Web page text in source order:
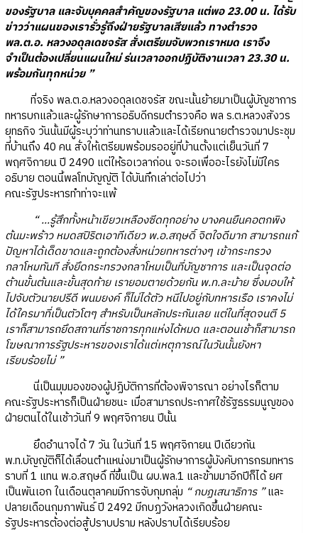
ของรัฐบาล และจับบุคคลสำคัญของรัฐบาล แต่พอ 23.00 น. ได้รับ
ข่าวว่าแผนของเรารั่วรู้ถึงฝ่ายรัฐบาลเสียแล้ว ทางตำรวจ
พล.ต.อ. หลวงอดุลเดชจรัส สั่งเตรียมจับพวกเราหมด เราจึง
จำเป็นต้องเปลี่ยนแผนใหม่ ร่นเวลาออกปฏิบัติงานเวลา 23.30 น.
พร้อมกันทุกหน่วย ”
ที่จริง พล.ต.อ.หลวงอดุลเดชจรัส ขณะนั้นย้ายมาเป็นผู้บัญชาการ
ทหารบกแล้วและผู้รักษาการอธิบดีกรมตำรวจคือ พล ร.ต.หลวงสังวร
ยุทธกิจ วันนั้นมีผู้ระบุว่าท่านทราบแล้วและได้เรียกนายตำรวจมาประชุม
ที่บ้านถึง 40 คน สั่งให้เตรียมพร้อมรออยู่ที่บ้านตั้งแต่เย็นวันที่ 7
พฤศจิกายน ปี 2490 แต่ให้รอเวลาก่อน จะรอเพื่ออะไรยังไม่มีใคร
อธิบาย ตอนนี้พลโทบัญญัติ ได้บันทึกเล่าต่อไปว่า
คณะรัฐประหารทำท่าจะแพ้
“ ...รู้สึกทั้งหน้าเขียวเหลืองซีดทุกอย่าง บางคนยืนคอตกพิง
ต้นมะพร้าว หมดสปิริตเอาทีเดียว พ.อ.สฤษดิ์ จิตใจดีมาก สามารถแก้
ปัญหาได้เด็ดขาดและถูกต้องสั่งหน่วยทหารต่างๆ เข้ากระทรวง
กลาโหมทันที สั่งยึดกระทรวงกลาโหมเป็นที่บัญชาการ และเป็นจุดต่อ
ต้านขั้นต้นและขั้นสุดท้าย เรายอมตายด้วยกัน พ.ท.ละม้าย ซึ่งมอบให้
ไปจับตัวนายปรีดี พนมยงค์ ก็ไม่ได้ตัว หนีไปอยู่กับทหารเรือ เราคงไม่
ได้ใครมาที่เป็นตัวโตๆ สำหรับเป็นหลักประกันเลย แต่ในที่สุดจนตี 5
เราก็สามารถยึดสถานที่ราชการทุกแห่งได้หมด และตอนเช้าก็สามารถ
โฆษณาการรัฐประหารของเราได้แต่เหตุการณ์ในวันนั้นยังหา
เรียบร้อยไม่ ”
นี่เป็นมุมมองของผู้ปฏิบัติการที่ต้องพิจารณา อย่างไรก็ตาม
คณะรัฐประหารก็เป็นฝ่ายชนะ เมื่อสามารถประกาศใช้รัฐธรรมนูญของ
ฝ่ายตนได้ในเช้าวันที่ 9 พฤศจิกายน ปีนั้น
ยึดอำนาจได้ 7 วัน ในวันที่ 15 พฤศจิกายน ปีเดียวกัน
พ.ท.บัญญัติก็ได้เลื่อนตำแหน่งมาเป็นผู้รักษาการผู้บังคับการกรมทหาร
ราบที่ 1 แทน พ.อ.สฤษดิ์ ที่ขึ้นเป็น ผบ.พล.1 และข้ามมาอีกปีก็ได้ ยศ
เป็นพันเอก ในเดือนตุลาคมมีการจับกุมกลุ่ม “ กบฏเสนาธิการ ”และ
ปลายเดือนกุมภาพันธ์ ปี 2492 มีกบฏวังหลวงเกิดขึ้นฝ่ายคณะ
รัฐประหารต้องต่อสู้ปราบปราม หลังปราบได้เรียบร้อย